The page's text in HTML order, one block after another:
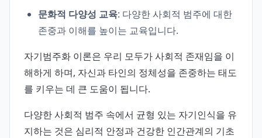
문화적 다양성 교육: 다양한 사회적 범주에 대한
존중과 이해를 높이는 교육입니다.
자기범주화 이론은 우리 모두가 사회적 존재임을 이
해하게 하며, 자신과 타인의 정체성을 존중하는 태도
를 키우는 데 큰 도움이 됩니다.
다양한 사회적 범주 속에서 균형 있는 자기인식을 유
지하는 것은 심리적 안정과 건강한 인간관계의 기초